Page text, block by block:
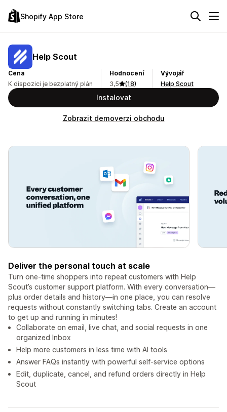
Shopify App Store
Help Scout
Cena
K dispozici je bezplatný plán
Hodnocení
3,5
(18)
Vývojář
Help Scout
Instalovat
Zobrazit demoverzi obchodu
Deliver the personal touch at scale
Turn one-time shoppers into repeat customers with Help
Scout’s customer support platform. With every conversation—
plus order details and history—in one place, you can resolve
requests without constantly switching tabs. Create an account
to get up and running in minutes!
Collaborate on email, live chat, and social requests in one
organized Inbox
Help more customers in less time with AI tools
Answer FAQs instantly with powerful self-service options
Edit, duplicate, cancel, and refund orders directly in Help
Scout